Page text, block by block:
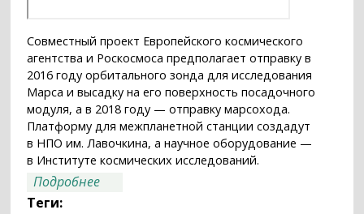
Совместный проект Европейского космического
агентства и Роскосмоса предполагает отправку в
2016 году орбитального зонда для исследования
Марса и высадку на его поверхность посадочного
модуля, а в 2018 году — отправку марсохода.
Платформу для межпланетной станции создадут
в НПО им. Лавочкина, а научное оборудование —
в Институте космических исследований.
Подробнее
Теги: